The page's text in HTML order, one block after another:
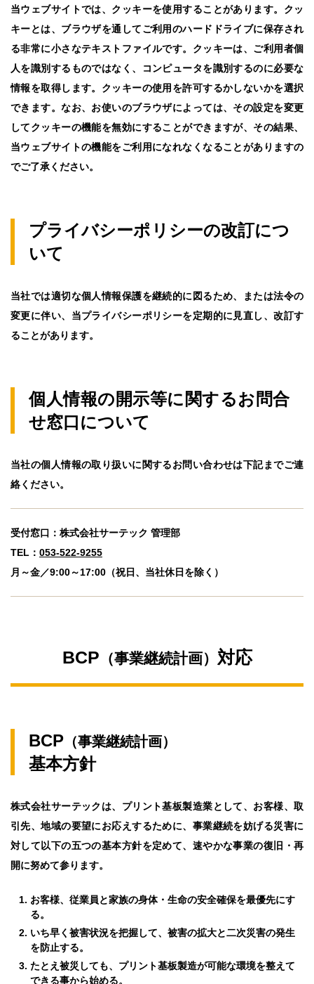
当ウェブサイトでは、クッキーを使用することがあります。クッ
キーとは、ブラウザを通してご利用のハードドライブに保存され
る非常に小さなテキストファイルです。クッキーは、ご利用者個
人を識別するものではなく、コンピュータを識別するのに必要な
情報を取得します。クッキーの使用を許可するかしないかを選択
できます。なお、お使いのブラウザによっては、その設定を変更
してクッキーの機能を無効にすることができますが、その結果、
当ウェブサイトの機能をご利用になれなくなることがありますの
でご了承ください。
プライバシーポリシーの改訂につ
いて
当社では適切な個人情報保護を継続的に図るため、または法令の
変更に伴い、当プライバシーポリシーを定期的に見直し、改訂す
ることがあります。
個人情報の開示等に関するお問合
せ窓口について
当社の個人情報の取り扱いに関するお問い合わせは下記までご連
絡ください。
受付窓口：株式会社サーテック 管理部
TEL： 053-522-9255
月～金／9:00～17:00（祝日、当社休日を除く）
BCP （事業継続計画） 対応
BCP （事業継続計画）
基本方針
株式会社サーテックは、プリント基板製造業として、お客様、取
引先、地域の要望にお応えするために、事業継続を妨げる災害に
対して以下の五つの基本方針を定めて、速やかな事業の復旧・再
開に努めて参ります。
お客様、従業員と家族の身体・生命の安全確保を最優先にす
る。
いち早く被害状況を把握して、被害の拡大と二次災害の発生
を防止する。
たとえ被災しても、プリント基板製造が可能な環境を整えて
できる事から始める。